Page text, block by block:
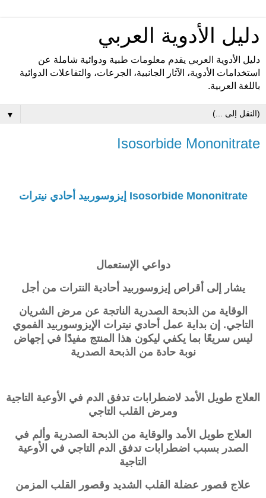
دليل الأدوية العربي
دليل الأدوية العربي يقدم معلومات طبية ودوائية شاملة عن
استخدامات الأدوية، الآثار الجانبية، الجرعات، والتفاعلات الدوائية
باللغة العربية.
▼
Isosorbide Mononitrate
Isosorbide Mononitrate إيزوسوربيد أحادي نيترات
دواعي الإستعمال
يشار إلى أقراص إيزوسوربيد أحادية النترات من أجل
الوقاية من الذبحة الصدرية الناتجة عن مرض الشريان
التاجي. إن بداية عمل أحادي نيترات الإيزوسوربيد الفموي
ليس سريعًا بما يكفي ليكون هذا المنتج مفيدًا في إجهاض
نوبة حادة من الذبحة الصدرية
العلاج طويل الأمد لاضطرابات تدفق الدم في الأوعية التاجية
ومرض القلب التاجي
العلاج طويل الأمد والوقاية من الذبحة الصدرية وألم في
الصدر بسبب اضطرابات تدفق الدم التاجي في الأوعية
التاجية
علاج قصور عضلة القلب الشديد وقصور القلب المزمن